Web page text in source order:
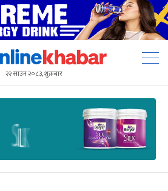
२२ साउन २०८३, शुक्रबार